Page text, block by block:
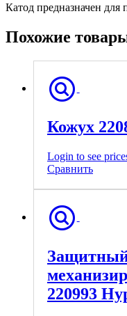
Катод предназначен для
Похожие
Кожух
Login to see
Сравнить
220993